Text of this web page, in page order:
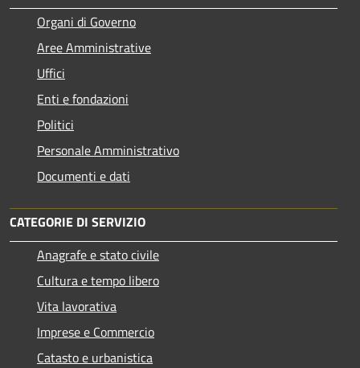
Organi di Governo
Aree Amministrative
Uffici
Enti e fondazioni
Politici
Personale Amministrativo
Documenti e dati
CATEGORIE DI SERVIZIO
Anagrafe e stato civile
Cultura e tempo libero
Vita lavorativa
Imprese e Commercio
Catasto e urbanistica